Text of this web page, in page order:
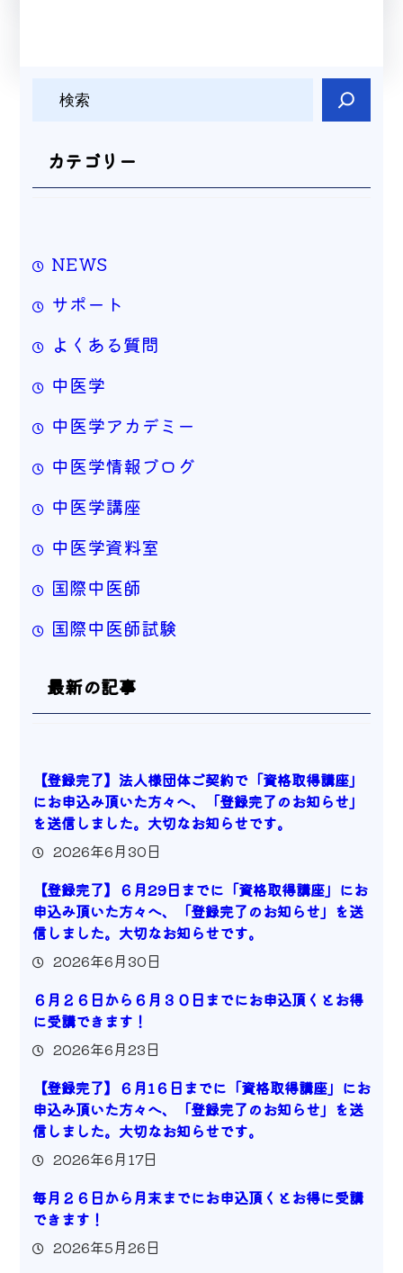
カテゴリー
NEWS
サポート
よくある質問
中医学
中医学アカデミー
中医学情報ブログ
中医学講座
中医学資料室
国際中医師
国際中医師試験
最新の記事
【登録完了】法人様団体ご契約で「資格取得講座」
にお申込み頂いた方々へ、「登録完了のお知らせ」
を送信しました。大切なお知らせです。
2026年6月30日
【登録完了】６月29日までに「資格取得講座」にお
申込み頂いた方々へ、「登録完了のお知らせ」を送
信しました。大切なお知らせです。
2026年6月30日
６月２６日から６月３０日までにお申込頂くとお得
に受講できます！
2026年6月23日
【登録完了】６月1６日までに「資格取得講座」にお
申込み頂いた方々へ、「登録完了のお知らせ」を送
信しました。大切なお知らせです。
2026年6月17日
毎月２６日から月末までにお申込頂くとお得に受講
できます！
2026年5月26日